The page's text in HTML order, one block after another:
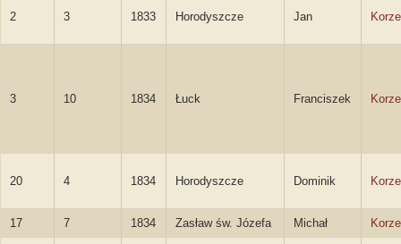
2 3 1833 Horodyszcze Jan
3 10 1834 Łuck Franciszek
20 4 1834 Horodyszcze Dominik
17 7 1834 Zasław św. Józefa Michał